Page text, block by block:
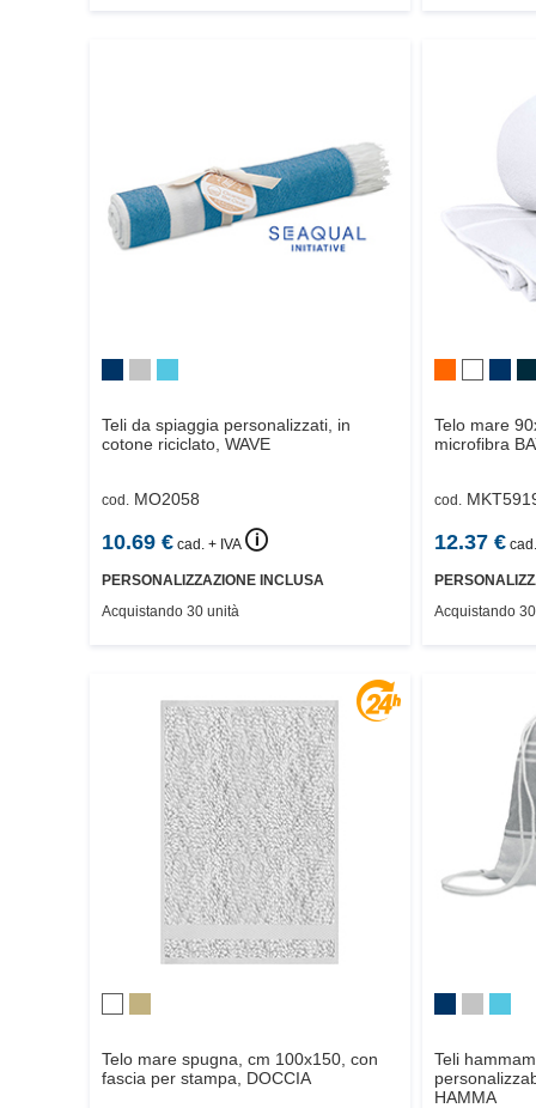
Teli da spiaggia personalizzati, in
cotone riciclato, WAVE
cod. MO2058
10.69 € cad. + IVA 🛈
PERSONALIZZAZIONE INCLUSA
Acquistando 30 unità
Telo mare
microfibra
cod.
12.37€
Acquistando
Telo mare spugna, cm 100x150, con
fascia per stampa,
DOCCIA
Teli
HAMMA